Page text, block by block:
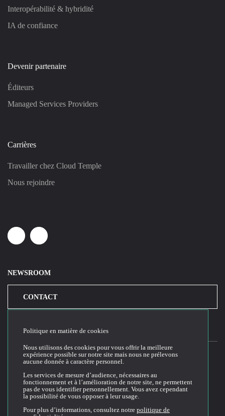
Interopérabilité & hybridité
IA de confiance
Devenir partenaire
Éditeurs
Managed Services Providers
Carrières
Travailler chez Cloud Temple
Nous rejoindre
LinkedinYoutube
NEWSROOM
CONTACT
Conditions générales d'utilisation du site web
Politique de confidentialité
Politique de cookies
Politique en matière de cookies
Nous utilisons des cookies pour vous offrir la meilleure
expérience possible sur notre site mais nous ne prélevons
aucune donnée à caractère personnel.
Les services de mesure d’audience, nécessaires au
fonctionnement et à l’amélioration de notre site, ne permettent
pas de vous identifier personnellement. Vous avez cependant
la possibilité de vous opposer à leur usage.
Pour plus d’informations, consultez notre politique de